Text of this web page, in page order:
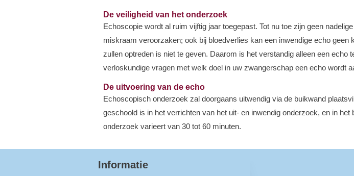
De veiligheid van het onderzoek
Echoscopie wordt al ruim vijftig jaar toegepast. Tot nu toe zijn geen
miskraam veroorzaken; ook bij bloedverlies kan een inwendige echo
zullen optreden is niet te geven. Daarom is het verstandig alleen een
verloskundige vragen met welk doel in uw zwangerschap een echo wordt
De uitvoering van de echo
Echoscopisch onderzoek zal doorgaans uitwendig via de buikwand
geschoold is in het verrichten van het uit- en inwendig onderzoek, en in
onderzoek varieert van 30 tot 60 minuten.
Informatie